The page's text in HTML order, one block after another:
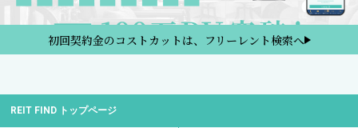
初回契約金のコストカットは、フリーレント検索へ
REIT FIND トップページ